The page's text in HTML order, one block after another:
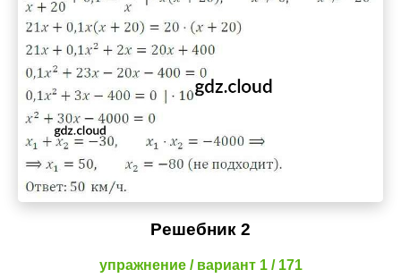
Решебник 2
упражнение / вариант 1 / 171